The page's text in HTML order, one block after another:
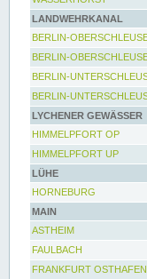
LANDWEHRKANAL
BERLIN-
BERLIN-
BERLIN-
BERLIN-
LYCHENER GEWÄSSER
HIMMELPFORT OP
HIMMELPFORT UP
LÜHE
HORNEBURG
MAIN
ASTHEIM
FAULBACH
FRANKFURT OSTHAFEN